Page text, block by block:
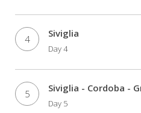
questo
tour!
4 Siviglia
Day 4
5 Siviglia - Cordoba -
Day 5